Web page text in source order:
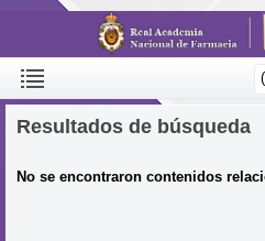
Resultados de búsqueda
No se encontraron contenidos